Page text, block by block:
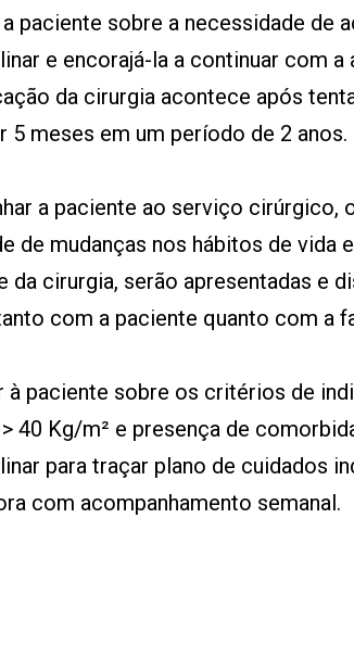
paciente sobre a necessidade de
e encorajá-la a continuar com a
da cirurgia acontece após
5 meses em um período de 2 anos.
a paciente ao serviço cirúrgico,
de mudanças nos hábitos de vida
da cirurgia, serão apresentadas e
com a paciente quanto com a
à paciente sobre os critérios de
40 Kg/m² e presença de
para traçar plano de cuidados
com acompanhamento semanal.